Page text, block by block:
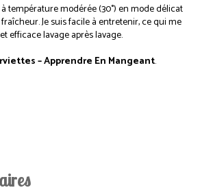
température modérée (30°) en mode délicat
Je suis facile à entretenir, ce qui me
efficace lavage après lavage.
– Apprendre En Mangeant.